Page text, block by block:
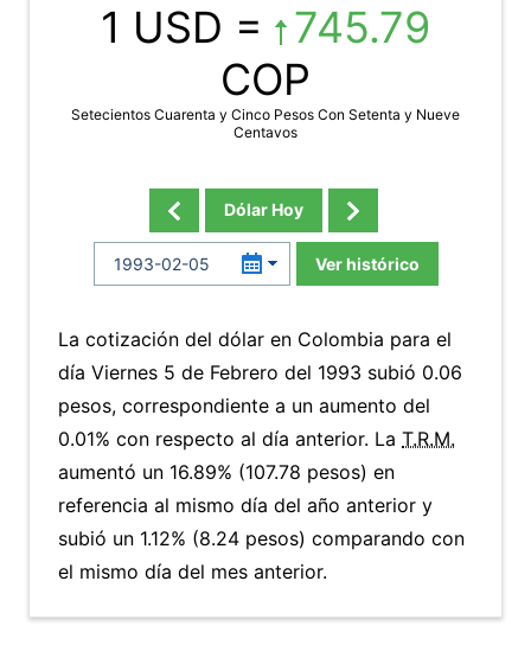
1 USD =
745.79
COP
Setecientos Cuarenta y Cinco Pesos Con Setenta y Nueve
Centavos
Dólar Hoy
Ver histórico
La cotización del dólar en Colombia para el
día Viernes 5 de Febrero del 1993 subió 0.06
pesos, correspondiente a un aumento del
0.01% con respecto al día anterior. La T.R.M.
aumentó un 16.89% (107.78 pesos) en
referencia al mismo día del año anterior y
subió un 1.12% (8.24 pesos) comparando con
el mismo día del mes anterior.